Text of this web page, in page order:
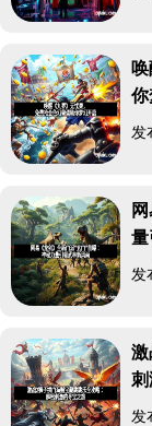
你
发
量
发
激
刺
发